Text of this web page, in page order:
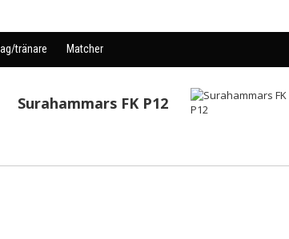
tränare Matcher
Surahammars FK P12